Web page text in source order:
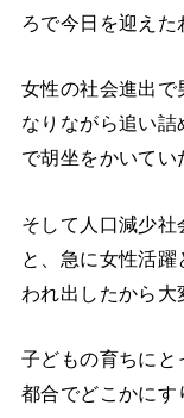
ろで今日を迎えた
女性の社会進出で
なりながら追い
で胡坐をかいてい
そして人口減少
と、急に女性活
われ出したから大
子どもの育ちに
都合でどこかにす